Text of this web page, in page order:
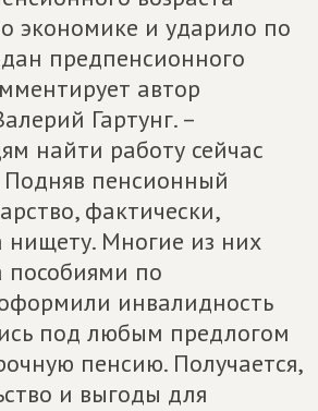
экономике и ударило по
предпенсионного
автор
Гартунг. –
найти работу сейчас
Подняв пенсионный
фактически,
нищету. Многие из них
пособиями по
инвалидность
под любым предлогом
пенсию. Получается,
и выгоды для